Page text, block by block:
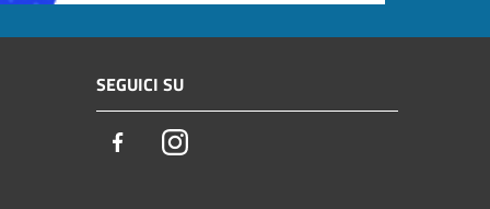
SEGUICI SU
FacebookInstagram